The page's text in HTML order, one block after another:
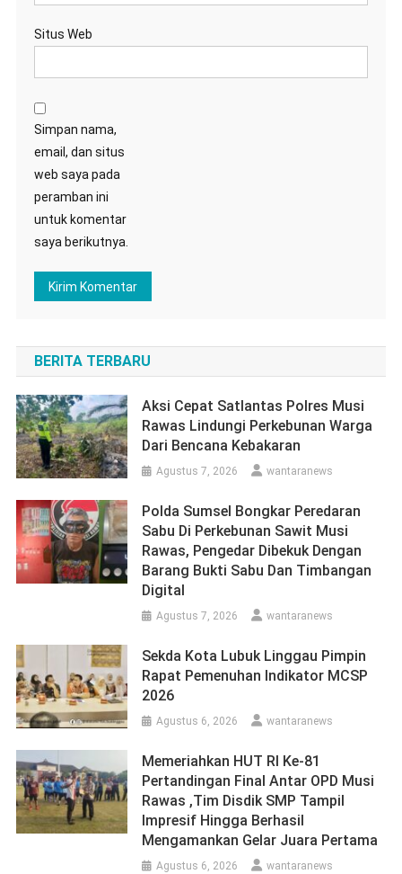
Situs Web
Simpan nama,
email, dan situs
web saya pada
peramban ini
untuk komentar
saya berikutnya.
BERITA TERBARU
Aksi Cepat Satlantas Polres Musi
Rawas Lindungi Perkebunan Warga
Dari Bencana Kebakaran
Agustus 7, 2026 wantaranews
Polda Sumsel Bongkar Peredaran
Sabu Di Perkebunan Sawit Musi
Rawas, Pengedar Dibekuk Dengan
Barang Bukti Sabu Dan Timbangan
Digital
Agustus 7, 2026 wantaranews
Sekda Kota Lubuk Linggau Pimpin
Rapat Pemenuhan Indikator MCSP
2026
Agustus 6, 2026 wantaranews
Memeriahkan HUT RI Ke-81
Pertandingan Final Antar OPD Musi
Rawas ,Tim Disdik SMP Tampil
Impresif Hingga Berhasil
Mengamankan Gelar Juara Pertama
Agustus 6, 2026 wantaranews